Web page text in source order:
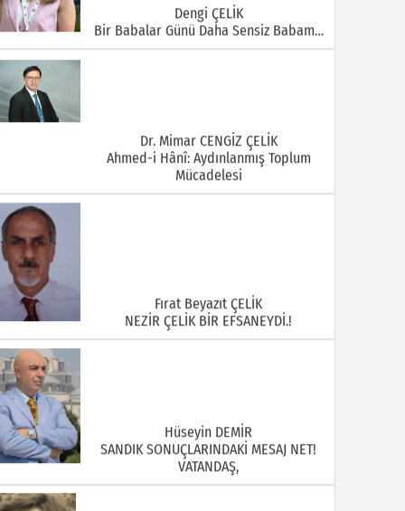
Dengi ÇELİK
Bir Babalar Günü Daha Sensiz Babam…
Dr. Mimar CENGİZ ÇELİK
Ahmed-i Hânî: Aydınlanmış Toplum
Mücadelesi
Fırat Beyazıt ÇELİK
NEZİR ÇELİK BİR EFSANEYDİ.!
Hüseyin DEMİR
SANDIK SONUÇLARINDAKİ MESAJ NET!
VATANDAŞ,